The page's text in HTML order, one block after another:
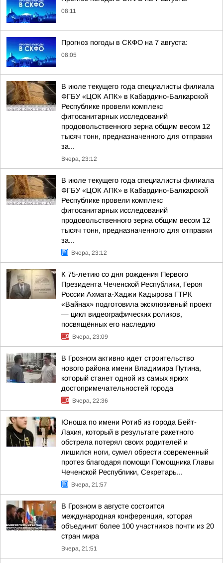
08:11
Прогноз погоды в СКФО на 7 августа:
08:05
В июле текущего года специалисты филиала
ФГБУ «ЦОК АПК» в Кабардино-Балкарской
Республике провели комплекс
фитосанитарных исследований
продовольственного зерна общим весом 12
тысяч тонн, предназначенного для отправки
за...
Вчера, 23:12
В июле текущего года специалисты филиала
ФГБУ «ЦОК АПК» в Кабардино-Балкарской
Республике провели комплекс
фитосанитарных исследований
продовольственного зерна общим весом 12
тысяч тонн, предназначенного для отправки
за...
Вчера, 23:12
К 75-летию со дня рождения Первого
Президента Чеченской Республики, Героя
России Ахмата-Хаджи Кадырова ГТРК
«Вайнах» подготовила эксклюзивный проект
— цикл видеографических роликов,
посвящённых его наследию
Вчера, 23:09
В Грозном активно идет строительство
нового района имени Владимира Путина,
который станет одной из самых ярких
достопримечательностей города
Вчера, 22:36
Юноша по имени Ротиб из города Бейт-
Лахия, который в результате ракетного
обстрела потерял своих родителей и
лишился ноги, сумел обрести современный
протез благодаря помощи Помощника Главы
Чеченской Республики, Секретарь...
Вчера, 21:57
В Грозном в августе состоится
международная конференция, которая
объединит более 100 участников почти из 20
стран мира
Вчера, 21:51